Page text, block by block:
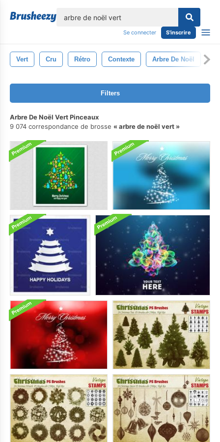
Se connecter S'inscrire
Vert Cru Rétro Contexte Arbre De Noël
Filters
Arbre De Noël Vert Pinceaux
9 074 correspondance de brosse
arbre de noël vert